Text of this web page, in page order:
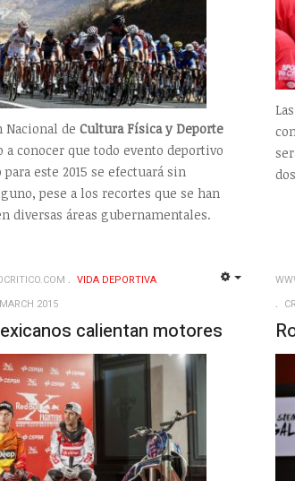
Nacional de Cultura Física y Deporte
a conocer que todo evento deportivo
este 2015 se efectuará sin
pese a los recortes que se han
diversas áreas gubernamentales.
VIDA DEPORTIVA
2015
calientan motores